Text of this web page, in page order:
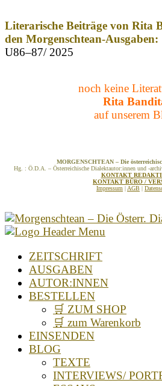
Literarische Beiträge von Rita
den Morgenschtean-Ausgaben:
U86–87/ 2025
noch keine
Rita
auf unserem
MORGENSCHTEAN – Die
Hg. : Ö.D.A. – Österreichische Dialektautor:innen und -
KONTAKT
KONTAKT BÜRO /
Impressum |AGB |
ZEITSCHRIFT
AUSGABEN
AUTOR:INNEN
BESTELLEN
🛒 ZUM SHOP
🛒 zum Warenkorb
EINSENDEN
BLOG
TEXTE
INTERVIEWS/